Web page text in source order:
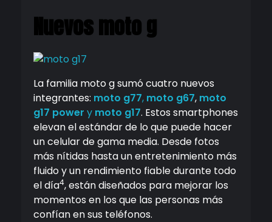
Nuevos moto g
La familia moto g sumó cuatro nuevos
integrantes: moto g77, moto g67, moto
g17 power y moto g17. Estos smartphones
elevan el estándar de lo que puede hacer
un celular de gama media. Desde fotos
más nítidas hasta un entretenimiento más
fluido y un rendimiento fiable durante todo
el día4, están diseñados para mejorar los
momentos en los que las personas más
confían en sus teléfonos.